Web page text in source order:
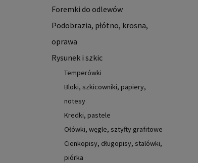
Foremki do odlewów
Podobrazia, płótno, krosna,
oprawa
Rysunek i szkic
Temperówki
Bloki, szkicowniki, papiery,
notesy
Kredki, pastele
Ołówki, węgle, sztyfty grafitowe
Cienkopisy, długopisy, stalówki,
piórka